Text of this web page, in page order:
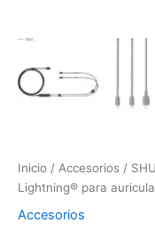
Inicio / Accesorios /
Lightning® para
Accesorios